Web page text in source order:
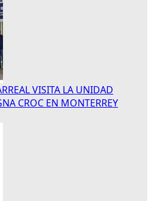
VISITA LA UNIDAD
CROC EN MONTERREY